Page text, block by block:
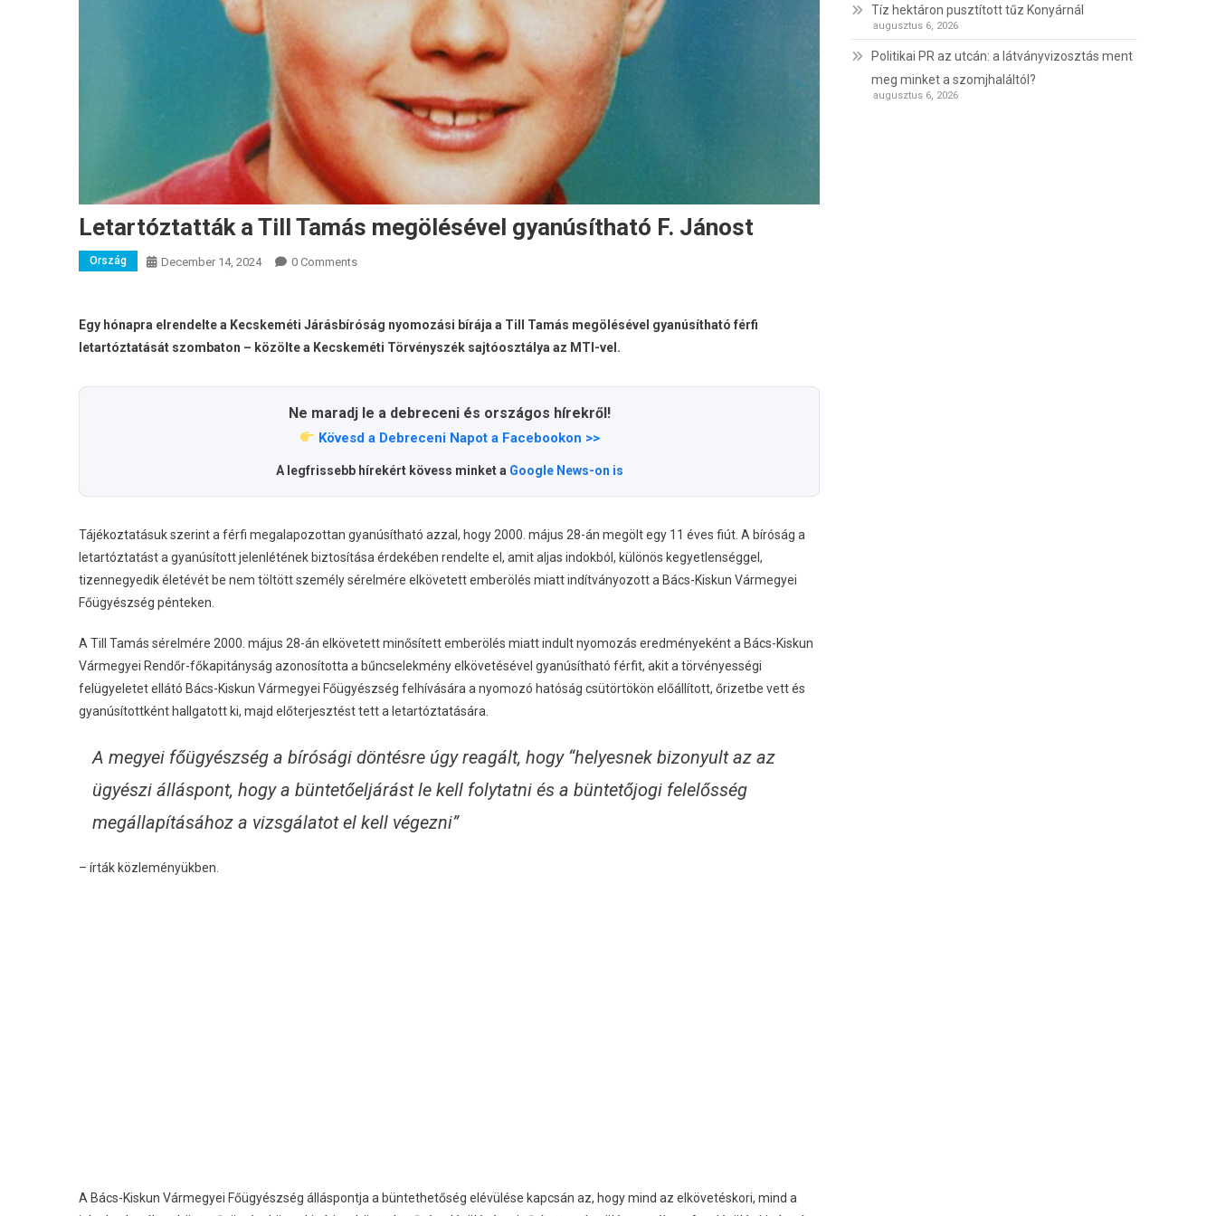
Letartóztatták a Till Tamás megölésével gyanúsítható F. Jánost
Ország December 14, 2024 0 Comments
Egy hónapra elrendelte a Kecskeméti Járásbíróság nyomozási bírája a Till Tamás megölésével gyanúsítható férfi
letartóztatását szombaton – közölte a Kecskeméti Törvényszék sajtóosztálya az MTI-vel.
Ne maradj le a debreceni és országos hírekről!
Kövesd a Debreceni Napot a Facebookon >>
A legfrissebb hírekért kövess minket a Google News-on is
Tájékoztatásuk szerint a férfi megalapozottan gyanúsítható azzal, hogy 2000. május 28-án megölt egy 11 éves fiút. A bíróság a
letartóztatást a gyanúsított jelenlétének biztosítása érdekében rendelte el, amit aljas indokból, különös kegyetlenséggel,
tizennegyedik életévét be nem töltött személy sérelmére elkövetett emberölés miatt indítványozott a Bács-Kiskun Vármegyei
Főügyészség pénteken.
A Till Tamás sérelmére 2000. május 28-án elkövetett minősített emberölés miatt indult nyomozás eredményeként a Bács-Kiskun
Vármegyei Rendőr-főkapitányság azonosította a bűncselekmény elkövetésével gyanúsítható férfit, akit a törvényességi
felügyeletet ellátó Bács-Kiskun Vármegyei Főügyészség felhívására a nyomozó hatóság csütörtökön előállított, őrizetbe vett és
gyanúsítottként hallgatott ki, majd előterjesztést tett a letartóztatására.
A megyei főügyészség a bírósági döntésre úgy reagált, hogy “helyesnek bizonyult az az
ügyészi álláspont, hogy a büntetőeljárást le kell folytatni és a büntetőjogi felelősség
megállapításához a vizsgálatot el kell végezni”
– írták közleményükben.
A Bács-Kiskun Vármegyei Főügyészség álláspontja a büntethetőség elévülése kapcsán az, hogy mind az elkövetéskori, mind a
Tíz hektáron pusztított tűz Konyárnál
augusztus 6, 2026
Politikai PR az utcán: a látványvizosztás ment
meg minket a szomjhaláltól?
augusztus 6, 2026